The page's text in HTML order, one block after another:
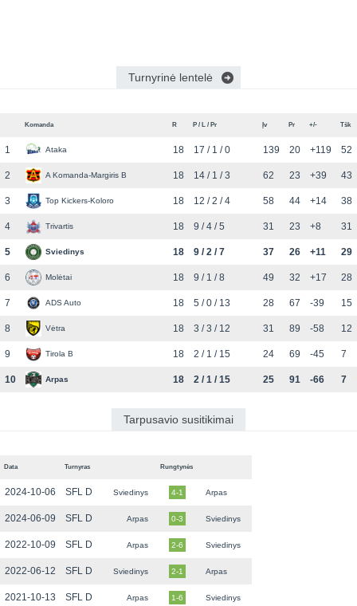
Turnyrinė lentelė
Komanda R P / L / Pr Įv Pr +/- Tšk
1 Ataka 18 17 / 1 / 0 139 20 +119 52
2 A Komanda-Margiris B 18 14 / 1 / 3 62 23 +39 43
3 Top Kickers-Koloro 18 12 / 2 / 4 58 44 +14 38
4 Trivartis 18 9 / 4 / 5 31 23 +8 31
5 Sviedinys 18 9 / 2 / 7 37 26 +11 29
6 Molėtai 18 9 / 1 / 8 49 32 +17 28
7 ADS Auto 18 5 / 0 / 13 28 67 -39 15
8 Vėtra 18 3 / 3 / 12 31 89 -58 12
9 Tirola B 18 2 / 1 / 15 24 69 -45 7
10 Arpas 18 2 / 1 / 15 25 91 -66 7
Tarpusavio susitikimai
Data Turnyras Rungtynės
2024-10-06 SFL D Sviedinys 4-1 Arpas
2024-06-09 SFL D Arpas 0-3 Sviedinys
2022-10-09 SFL D Arpas 2-6 Sviedinys
2022-06-12 SFL D Sviedinys 2-1 Arpas
2021-10-13 SFL D Arpas 1-6 Sviedinys